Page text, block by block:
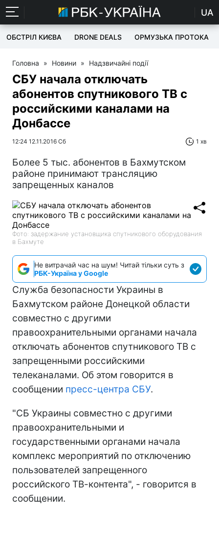
UA
ОБСТРІЛ КИЄВА DRONE DEALS ОРМУЗЬКА ПРОТОКА
Головна » Новини » Надзвичайні події
СБУ начала отключать
абонентов спутникового ТВ с
российскими каналами на
Донбассе
12:24 12.11.2016 Сб 1 хв
Более 5 тыс. абонентов в Бахмутском
районе принимают трансляцию
запрещенных каналов
Фото: задержание установщика спутникового оборудования
в Бахмуте
Не витрачай час на шум! Читай тільки суть з
РБК-Україна у Google
Служба безопасности Украины в
Бахмутском районе Донецкой области
совместно с другими
правоохранительными органами начала
отключать абонентов спутникового ТВ с
запрещенными российскими
телеканалами. Об этом говорится в
сообщении пресс-центра СБУ.
"СБ Украины совместно с другими
правоохранительными и
государственными органами начала
комплекс мероприятий по отключению
пользователей запрещенного
российского ТВ-контента", - говорится в
сообщении.